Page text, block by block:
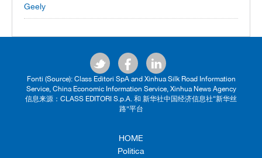
Geely
Fonti (Source): Class Editori SpA and Xinhua Silk Road Information
Service, China Economic Information Service, Xinhua News Agency
信息来源：CLASS EDITORI S.p.A. 和 新华社中国经济信息社“新华丝
路”平台
HOME
Politica